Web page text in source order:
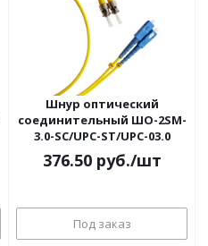
Шнур оптический
соединительный ШО-2SM-
3.0-SC/UPC-ST/UPC-03.0
376.50руб./шт
Под заказ